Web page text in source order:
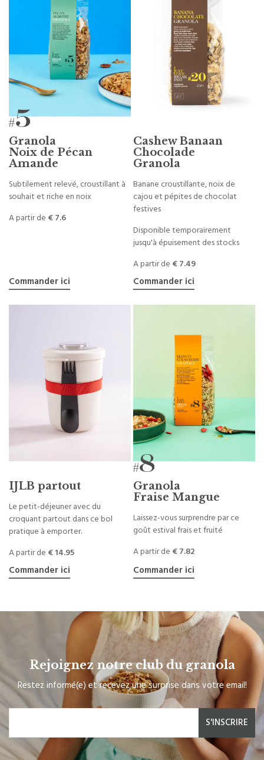
Granola
Noix de Pécan
Amande
Subtilement relevé, croustillant à
souhait et riche en noix
A partir de € 7.6
Commander ici
Cashew Banaan
Chocolade
Granola
Banane croustillante, noix de
cajou et pépites de chocolat
festives
Disponible temporairement
jusqu'à épuisement des stocks
A partir de € 7.49
Commander ici
IJLB partout
Le petit-déjeuner avec du
croquant partout dans ce bol
pratique à emporter.
A partir de € 14.95
Commander ici
Granola
Fraise Mangue
Laissez-vous surprendre par ce
goût estival frais et fruité
A partir de € 7.82
Commander ici
Rejoignez notre club du granola
Restez informé(e) et recevez une surprise dans votre email!
S'INSCRIRE